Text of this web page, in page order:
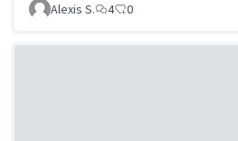
Alexis S. 4 0